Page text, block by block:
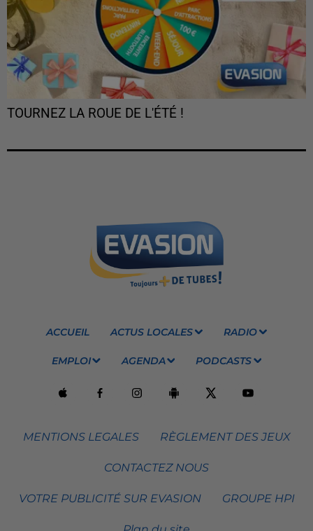
TOURNEZ LA ROUE DE L'ÉTÉ !
ACCUEIL ACTUS LOCALES RADIO
EMPLOI AGENDA PODCASTS
MENTIONS LEGALES RÈGLEMENT DES JEUX
CONTACTEZ NOUS
VOTRE PUBLICITÉ SUR EVASION GROUPE HPI